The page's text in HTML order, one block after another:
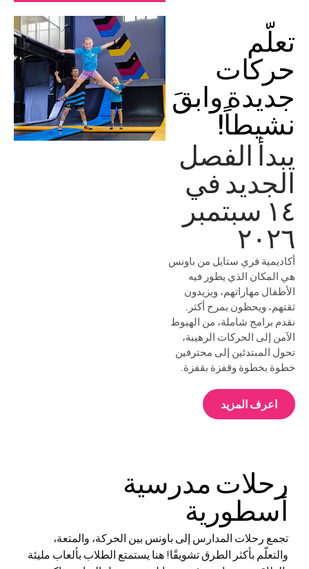
تعلّم
حركات
جديدة وابقَ
نشيطاً!
يبدأ الفصل
الجديد في
١٤ سبتمبر
٢٠٢٦
أكاديمية فري ستايل من باونس
هي المكان الذي يطور فيه
الأطفال مهاراتهم، ويزيدون
ثقتهم، ويحظون بمرح أكثر.
نقدم برامج شاملة، من الهبوط
الآمن إلى الحركات الرهيبة،
تحول المبتدئين إلى محترفين
خطوة بخطوة وقفزة بقفزة.
اعرف المزيد
رحلات مدرسية
أسطورية
تجمع رحلات المدارس إلى باونس بين الحركة، والمتعة،
والتعلّم بأكثر الطرق تشويقًا! هنا يستمتع الطلاب بألعاب مليئة